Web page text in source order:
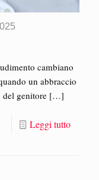
cambiano
un abbraccio
del genitore […]
Leggi tutto